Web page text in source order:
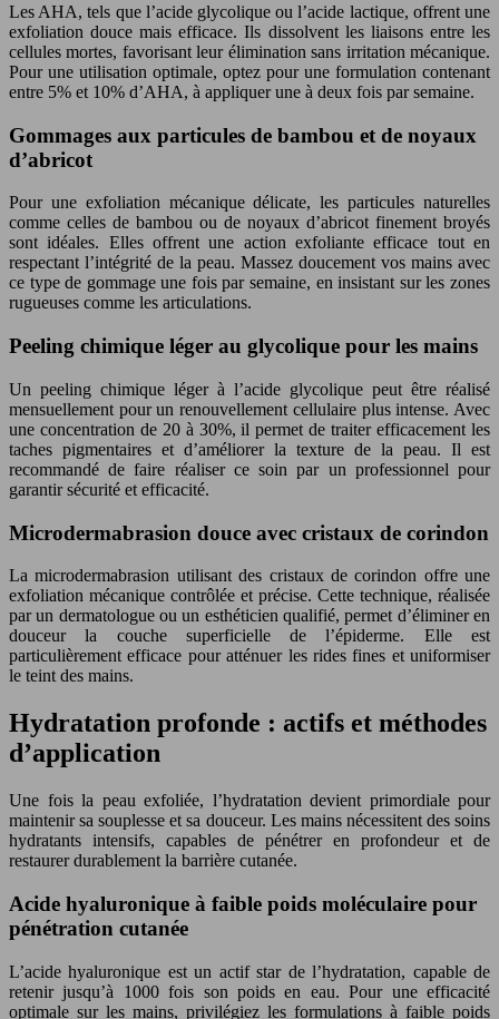
Les AHA, tels que l’acide glycolique ou l’acide lactique, offrent une
exfoliation douce mais efficace. Ils dissolvent les liaisons entre les
cellules mortes, favorisant leur élimination sans irritation mécanique.
Pour une utilisation optimale, optez pour une formulation contenant
entre 5% et 10% d’AHA, à appliquer une à deux fois par semaine.
Gommages aux particules de bambou et de noyaux
d’abricot
Pour une exfoliation mécanique délicate, les particules naturelles
comme celles de bambou ou de noyaux d’abricot finement broyés
sont idéales. Elles offrent une action exfoliante efficace tout en
respectant l’intégrité de la peau. Massez doucement vos mains avec
ce type de gommage une fois par semaine, en insistant sur les zones
rugueuses comme les articulations.
Peeling chimique léger au glycolique pour les mains
Un peeling chimique léger à l’acide glycolique peut être réalisé
mensuellement pour un renouvellement cellulaire plus intense. Avec
une concentration de 20 à 30%, il permet de traiter efficacement les
taches pigmentaires et d’améliorer la texture de la peau. Il est
recommandé de faire réaliser ce soin par un professionnel pour
garantir sécurité et efficacité.
Microdermabrasion douce avec cristaux de corindon
La microdermabrasion utilisant des cristaux de corindon offre une
exfoliation mécanique contrôlée et précise. Cette technique, réalisée
par un dermatologue ou un esthéticien qualifié, permet d’éliminer en
douceur la couche superficielle de l’épiderme. Elle est
particulièrement efficace pour atténuer les rides fines et uniformiser
le teint des mains.
Hydratation profonde : actifs et méthodes
d’application
Une fois la peau exfoliée, l’hydratation devient primordiale pour
maintenir sa souplesse et sa douceur. Les mains nécessitent des soins
hydratants intensifs, capables de pénétrer en profondeur et de
restaurer durablement la barrière cutanée.
Acide hyaluronique à faible poids moléculaire pour
pénétration cutanée
L’acide hyaluronique est un actif star de l’hydratation, capable de
retenir jusqu’à 1000 fois son poids en eau. Pour une efficacité
optimale sur les mains, privilégiez les formulations à faible poids